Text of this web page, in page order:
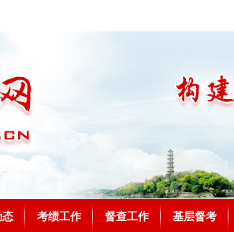
态 考绩工作 督查工作 基层督考